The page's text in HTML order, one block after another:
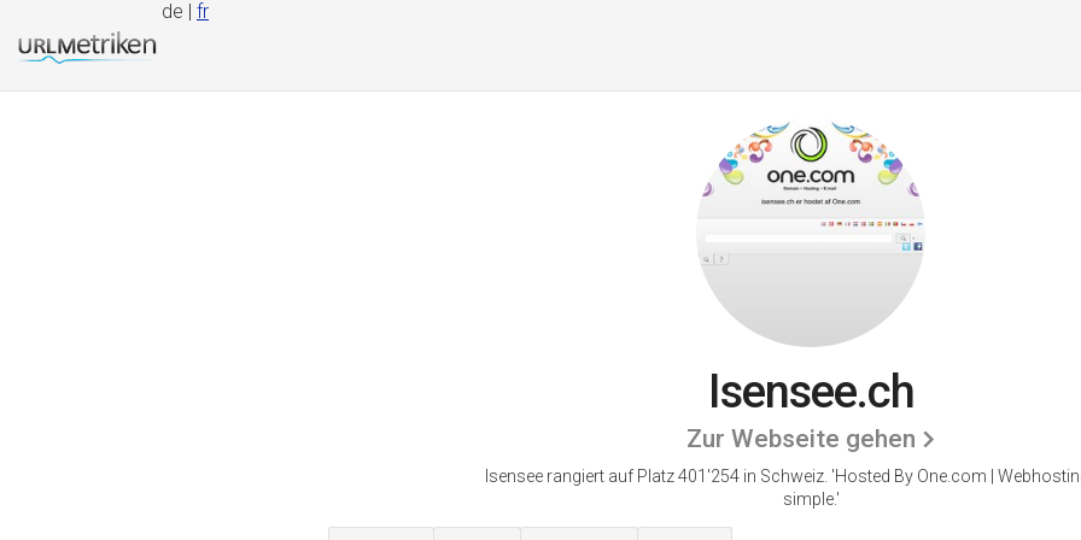
de | fr
Isensee.ch
Zur Webseite gehen
Isensee rangiert auf Platz 401'254 in Schweiz. 'Hosted By One.com |
simple.'